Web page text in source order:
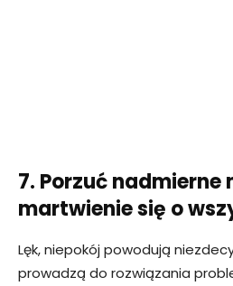
7. Porzuć nadmierne
martwienie się o
Lęk, niepokój powodują
prowadzą do rozwiązania